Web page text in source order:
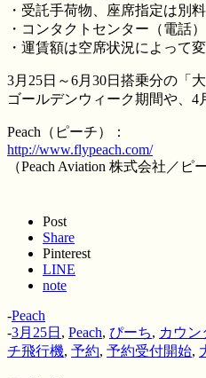
・受託手荷物、座席指定は別料
・コンタクトセンター（電話
・運賃額は空席状況によって
3月25日～6月30日搭乗分の「
ゴールデンウィーク期間や、4
Peach（ピーチ）：
http://www.flypeach.com/
（Peach Aviation 株式会社／ピ
Post
Share
Pinterest
LINE
note
-Peach
-3月25日 , Peach, ぴーち, カウン
チ飛行機, 予約, 予約受付開始,